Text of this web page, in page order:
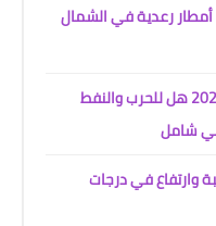
أمطار رعدية في الشمال
لغز تأخر حر الصيف في العراق 2026 هل للحرب والنفط
شامل
وارتفاع في درجات